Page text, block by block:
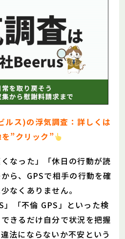
ス)の浮気調査：詳しくは
”クリック”
なった」「休日の行動が読
ら、GPSで相手の行動を確
なくありません。
」「不倫 GPS」といった検
きるだけ自分で状況を把握
法にならないか不安という